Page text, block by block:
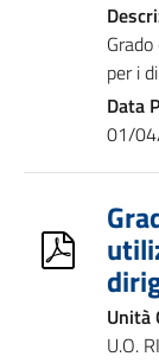
per i
Data
01/
Unità
U.O.